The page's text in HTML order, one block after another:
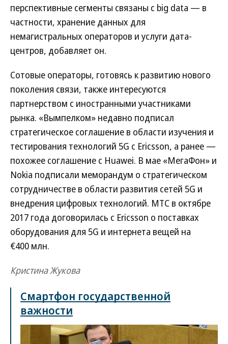
перспективные сегменты связаны с big data — в
частности, хранение данных для
немагистральных операторов и услуги дата-
центров, добавляет он.
Сотовые операторы, готовясь к развитию нового
поколения связи, также интересуются
партнерством с иностранными участниками
рынка. «Вымпелком» недавно подписал
стратегическое соглашение в области изучения и
тестирования технологий 5G с Ericsson, а ранее —
похожее соглашение с Huawei. В мае «МегаФон» и
Nokia подписали меморандум о стратегическом
сотрудничестве в области развития сетей 5G и
внедрения цифровых технологий. МТС в октябре
2017 года договорилась с Ericsson о поставках
оборудования для 5G и интернета вещей на
€400 млн.
Кристина Жукова
Смартфон государственной
важности